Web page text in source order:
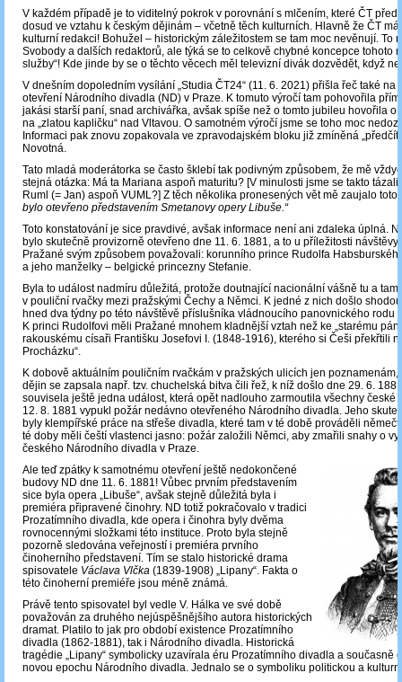
V každém případě je to viditelný pokrok v porovnání s mlčením, které ČT
dosud ve vztahu k českým dějinám – včetně těch kulturních. Hlavně že ČT
kulturní redakci! Bohužel – historickým záležitostem se tam moc nevěnují. To
Svobody a dalších redaktorů, ale týká se to celkově chybné koncepce tohoto
služby“! Kde jinde by se o těchto věcech měl televizní divák dozvědět, když
V dnešním dopoledním vysílání „Studia ČT24“ (11. 6. 2021) přišla řeč také na
otevření Národního divadla (ND) v Praze. K tomuto výročí tam pohovořila
jakási starší paní, snad archivářka, avšak spíše než o tomto jubileu hovořila o
na „zlatou kapličku“ nad Vltavou. O samotném výročí jsme se toho moc
Informaci pak znovu zopakovala ve zpravodajském bloku již zmíněná
Novotná.
Tato mladá moderátorka se často šklebí tak podivným způsobem, že mě
stejná otázka: Má ta Mariana aspoň maturitu? [V minulosti jsme se takto tázali
Ruml (= Jan) aspoň VUML?] Z těch několika pronesených vět mě zaujalo
bylo otevřeno představením Smetanovy opery Libuše.“
Toto konstatování je sice pravdivé, avšak informace není ani zdaleka úplná.
bylo skutečně provizorně otevřeno dne 11. 6. 1881, a to u příležitosti
Pražané svým způsobem považovali: korunního prince Rudolfa
a jeho manželky ‒ belgické princezny Stefanie.
Byla to událost nadmíru důležitá, protože doutnající nacionální vášně tu a tam
v pouliční rvačky mezi pražskými Čechy a Němci. K jedné z nich došlo
hned dva týdny po této návštěvě příslušníka vládnoucího panovnického rodu
K princi Rudolfovi měli Pražané mnohem kladnější vztah než ke „starému
rakouskému císaři Františku Josefovi I. (1848-1916), kterého si Češi překřtili
Procházku“.
K dobově aktuálním pouličním rvačkám v pražských ulicích jen poznamenám,
dějin se zapsala např. tzv. chuchelská bitva čili řež, k níž došlo dne 29. 6.
souvisela ještě jedna událost, která opět nadlouho zarmoutila všechny české
12. 8. 1881 vypukl požár nedávno otevřeného Národního divadla. Jeho
byly klempířské práce na střeše divadla, které tam v té době prováděli
té doby měli čeští vlastenci jasno: požár založili Němci, aby zmařili snahy o
českého Národního divadla v Praze.
Ale teď zpátky k samotnému otevření ještě nedokončené
budovy ND dne 11. 6. 1881! Vůbec prvním představením
sice byla opera „Libuše“, avšak stejně důležitá byla i
premiéra připravené činohry. ND totiž pokračovalo v tradici
Prozatímního divadla, kde opera i činohra byly dvěma
rovnocennými složkami této instituce. Proto byla stejně
pozorně sledována veřejností i premiéra prvního
činoherního představení. Tím se stalo historické drama
spisovatele Václava Vlčka (1839-1908) „Lipany“. Fakta o
této činoherní premiéře jsou méně známá.
Právě tento spisovatel byl vedle V. Hálka ve své době
považován za druhého nejúspěšnějšího autora historických
dramat. Platilo to jak pro období existence Prozatímního
divadla (1862-1881), tak i Národního divadla. Historická
tragédie „Lipany“ symbolicky uzavírala éru Prozatímního divadla a současně
novou epochu Národního divadla. Jednalo se o symboliku politickou a